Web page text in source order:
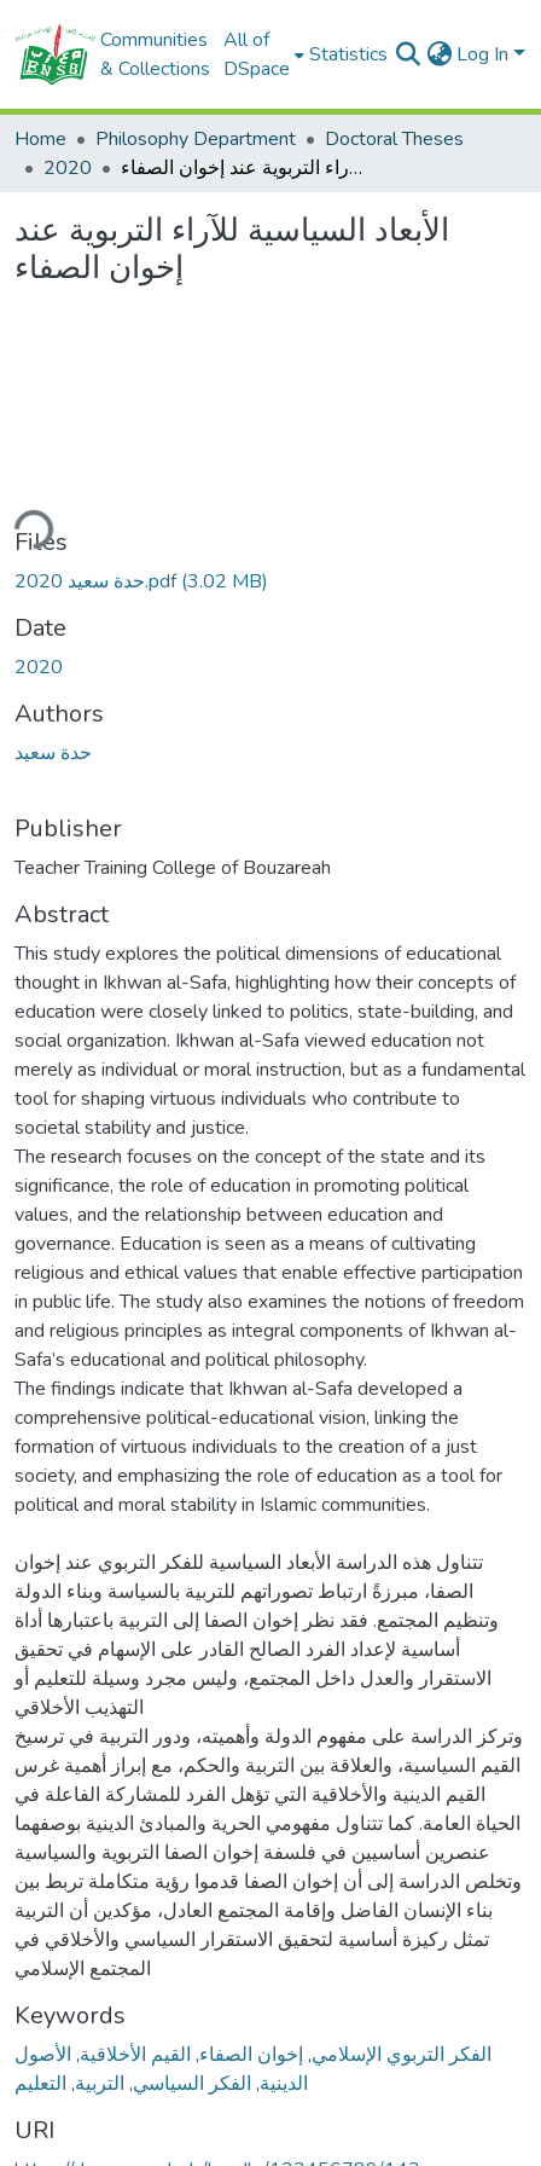
Communities
& Collections
All of
DSpace
Statistics Log In
Home Philosophy Department
Doctoral Theses
2020
الأبعاد السياسية للآراء التربوية عند إخوان الصفاء
الأبعاد السياسية للآراء التربوية عند
إخوان الصفاء
Files
حدة سعيد 2020.pdf(3.02 MB)
Date
2020
Authors
حدة سعيد
Publisher
Abstract
This study explores the political dimensions of educational
thought in Ikhwan al-Safa, highlighting how their concepts of
education were closely linked to politics, state-building, and
social organization. Ikhwan al-Safa viewed education not
merely as individual or moral instruction, but as a fundamental
tool for shaping virtuous individuals who contribute to
societal stability and justice.
The research focuses on the concept of the state and its
significance, the role of education in promoting political
values, and the relationship between education and
governance. Education is seen as a means of cultivating
religious and ethical values that enable effective participation
in public life. The study also examines the notions of freedom
and religious principles as integral components of Ikhwan al-
Safa’s educational and political philosophy.
The findings indicate that Ikhwan al-Safa developed a
comprehensive political-educational vision, linking the
formation of virtuous individuals to the creation of a just
society, and emphasizing the role of education as a tool for
political and moral stability in Islamic communities.
تتناول هذه الدراسة الأبعاد السياسية للفكر التربوي عند إخوان
الصفا، مبرزةً ارتباط تصوراتهم للتربية بالسياسة وبناء الدولة
وتنظيم المجتمع. فقد نظر إخوان الصفا إلى التربية باعتبارها أداة
أساسية لإعداد الفرد الصالح القادر على الإسهام في تحقيق
الاستقرار والعدل داخل المجتمع، وليس مجرد وسيلة للتعليم أو
التهذيب الأخلاقي
وتركز الدراسة على مفهوم الدولة وأهميته، ودور التربية في ترسيخ
القيم السياسية، والعلاقة بين التربية والحكم، مع إبراز أهمية غرس
القيم الدينية والأخلاقية التي تؤهل الفرد للمشاركة الفاعلة في
الحياة العامة. كما تتناول مفهومي الحرية والمبادئ الدينية بوصفهما
عنصرين أساسيين في فلسفة إخوان الصفا التربوية والسياسية
وتخلص الدراسة إلى أن إخوان الصفا قدموا رؤية متكاملة تربط بين
بناء الإنسان الفاضل وإقامة المجتمع العادل، مؤكدين أن التربية
تمثل ركيزة أساسية لتحقيق الاستقرار السياسي والأخلاقي في
المجتمع الإسلامي
Keywords
الفكر التربوي الإسلامي,إخوان الصفاء, القيم الأخلاقية, الأصول
الدينية, الفكر السياسي, التربية, التعليم
URI